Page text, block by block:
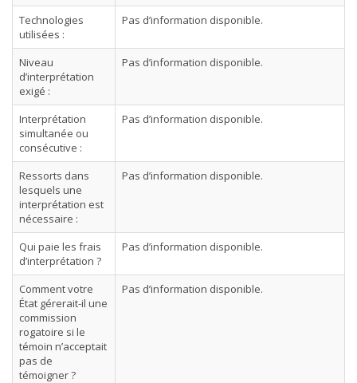
Technologies
utilisées :
Pas d’information disponible.
Niveau
d’interprétation
exigé :
Pas d’information disponible.
Interprétation
simultanée ou
consécutive :
Pas d’information disponible.
Ressorts dans
lesquels une
interprétation est
nécessaire :
Pas d’information disponible.
Qui paie les frais
d’interprétation ?
Pas d’information disponible.
Comment votre
État gérerait-il une
commission
rogatoire si le
témoin n’acceptait
pas de
témoigner ?
Pas d’information disponible.